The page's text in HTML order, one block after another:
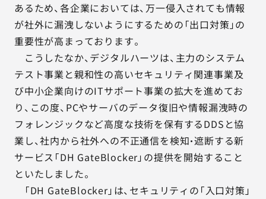
あるため、各企業においては、万一侵入されても情報
が社外に漏洩しないようにするための「出口対策」の
重要性が高まっております。
こうしたなか、デジタルハーツは、主力のシステム
テスト事業と親和性の高いセキュリティ関連事業及
び中小企業向けのITサポート事業の拡大を進めてお
り、この度、PCやサーバのデータ復旧や情報漏洩時の
フォレンジックなど高度な技術を保有するDDSと協
業し、社内から社外への不正通信を検知・遮断する新
サービス「DH GateBlocker」の提供を開始すること
といたしました。
「DH GateBlocker」は、セキュリティの「入口対策」